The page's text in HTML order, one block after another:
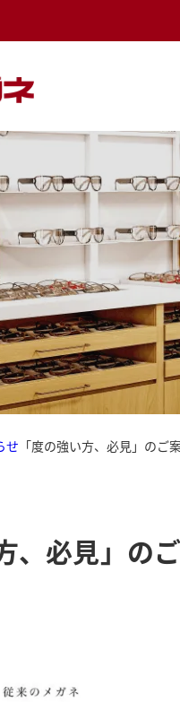
せ 「度の強い方、必見」のご
、必見」の